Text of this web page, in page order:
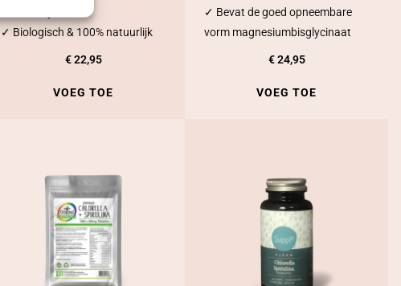
✓ Biologisch & 100% natuurlijk
€22,95
VOEG TOE
✓ Bevat de goed opneembare
vorm magnesiumbisglycinaat
€24,95
VOEG TOE